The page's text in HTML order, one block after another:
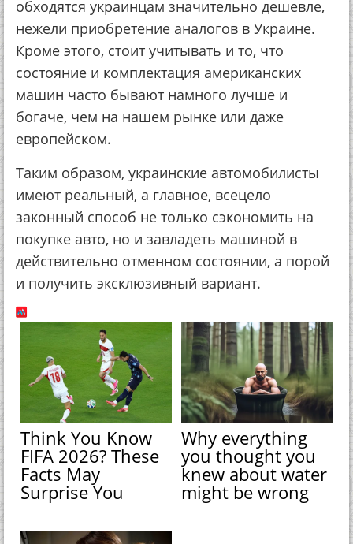
обходятся украинцам значительно дешевле,
нежели приобретение аналогов в Украине.
Кроме этого, стоит учитывать и то, что
состояние и комплектация американских
машин часто бывают намного лучше и
богаче, чем на нашем рынке или даже
европейском.
Таким образом, украинские автомобилисты
имеют реальный, а главное, всецело
законный способ не только сэкономить на
покупке авто, но и завладеть машиной в
действительно отменном состоянии, а порой
и получить эксклюзивный вариант.
Think You Know
FIFA 2026? These
Facts May
Surprise You
Why everything
you thought you
knew about water
might be wrong